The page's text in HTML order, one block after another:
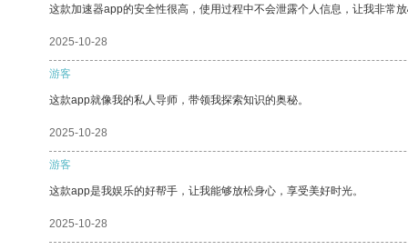
这款加速器app的安全性很高，使用过程中不会泄露个人信息，让我非常
2025-10-28
游客
这款app就像我的私人导师，带领我探索知识的奥秘。
2025-10-28
游客
这款app是我娱乐的好帮手，让我能够放松身心，享受美好时光。
2025-10-28